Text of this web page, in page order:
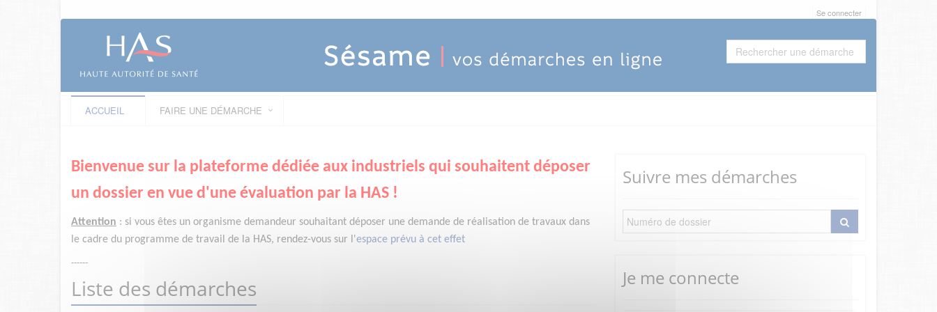
Se connecter
ACCUEIL FAIRE UNE DÉMARCHE
Bienvenue sur la plateforme dédiée aux industriels qui souhaitent déposer
un dossier en vue d'une évaluation par la HAS !
Attention : si vous êtes un organisme demandeur souhaitant déposer une demande de réalisation de travaux dans
le cadre du programme de travail de la HAS, rendez-vous sur l'espace prévu à cet effet
------
Liste des démarches
Suivre mes démarches
Je me connecte